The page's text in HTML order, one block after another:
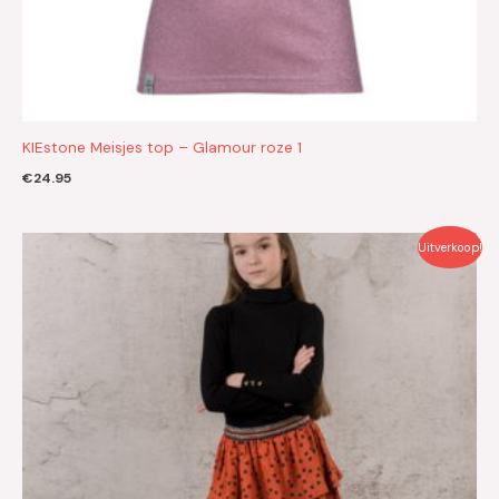
KIEstone Meisjes top – Glamour roze 1
€24.95
Uitverkoop!
Oorspronkelijke
prijs